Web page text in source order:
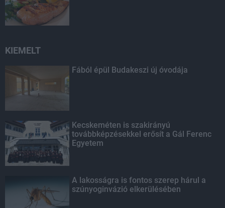
KIEMELT
Fából épül Budakeszi új óvodája
Kecskeméten is szakirányú
továbbképzésekkel erősít a Gál Ferenc
Egyetem
A lakosságra is fontos szerep hárul a
szúnyoginvázió elkerülésében